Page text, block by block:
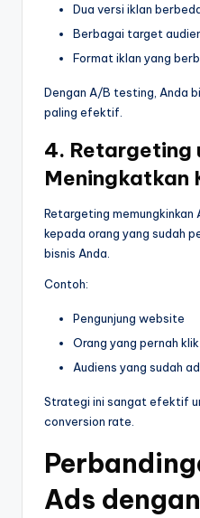
Dua versi iklan
Berbagai target
Format iklan yang
Dengan A/B testing, Anda
paling efektif.
4. Retargeting
Meningkatkan
Retargeting memungkinkan
kepada orang yang sudah
bisnis Anda.
Contoh:
Pengunjung website
Orang yang pernah
Audiens yang sudah
Strategi ini sangat efektif
conversion rate.
Ads